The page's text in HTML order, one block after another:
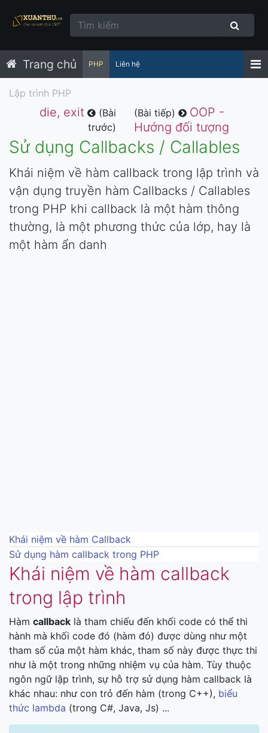
Trang chủ PHP Liên hệ
Lập trình PHP
die, exit
(Bài
trước)
(Bài tiếp)
OOP -
Hướng đối tượng
Sử dụng Callbacks / Callables
Khái niệm về hàm callback trong lập trình và
vận dụng truyền hàm Callbacks / Callables
trong PHP khi callback là một hàm thông
thường, là một phương thức của lớp, hay là
một hàm ẩn danh
Khái niệm về hàm Callback
Sử dụng hàm callback trong PHP
Khái niệm về hàm callback
trong lập trình
Hàm callback là tham chiếu đến khối code có thể thi
hành mà khối code đó (hàm đó) được dùng như một
tham số của một hàm khác, tham số này được thực thi
như là một trong những nhiệm vụ của hàm. Tùy thuộc
ngôn ngữ lập trình, sự hỗ trợ sử dụng hàm callback là
khác nhau: như con trỏ đến hàm (trong C++), biểu
thức lambda (trong C#, Java, Js) ...